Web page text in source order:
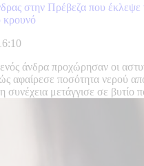
στην Πρέβεζα που έκλεψε
κρουνό
άνδρα προχώρησαν οι
αφαίρεσε ποσότητα νερού
συνέχεια μετάγγισε σε βυτίο